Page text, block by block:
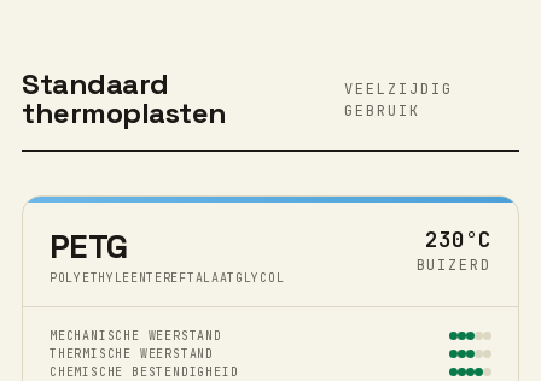
Standaard
thermoplasten
VEELZIJDIG
GEBRUIK
PETG
POLYETHYLEENTEREFTALAATGLYCOL
230°C
BUIZERD
MECHANISCHE WEERSTAND
THERMISCHE WEERSTAND
CHEMISCHE BESTENDIGHEID